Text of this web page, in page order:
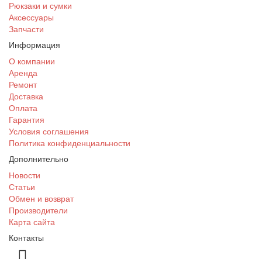
Рюкзаки и сумки
Аксессуары
Запчасти
Информация
О компании
Аренда
Ремонт
Доставка
Оплата
Гарантия
Условия соглашения
Политика конфиденциальности
Дополнительно
Новости
Статьи
Обмен и возврат
Производители
Карта сайта
Контакты